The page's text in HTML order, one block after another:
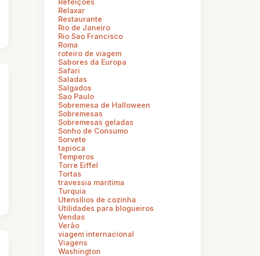
Refeições
Relaxar
Restaurante
Rio de Janeiro
Rio Sao Francisco
Roma
roteiro de viagem
Sabores da Europa
Safari
Saladas
Salgados
Sao Paulo
Sobremesa de Halloween
Sobremesas
Sobremesas geladas
Sonho de Consumo
Sorvete
tapioca
Temperos
Torre Eiffel
Tortas
travessia maritima
Turquia
Utensílios de cozinha
Utilidades para blogueiros
Vendas
Verão
viagem internacional
Viagens
Washington